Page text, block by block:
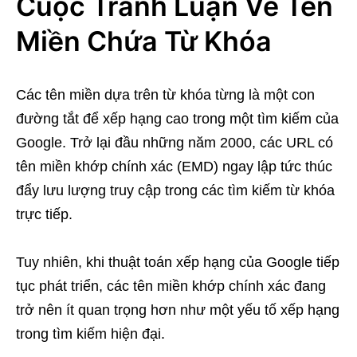
Miền Chứa Từ Khóa
Các tên miền dựa trên từ khóa từng là một con
đường tắt để xếp hạng cao trong một tìm kiếm của
Google. Trở lại đầu những năm 2000, các URL có
tên miền khớp chính xác (EMD) ngay lập tức thúc
đẩy lưu lượng truy cập trong các tìm kiếm từ khóa
trực tiếp.
Tuy nhiên, khi thuật toán xếp hạng của Google tiếp
tục phát triển, các tên miền khớp chính xác đang
trở nên ít quan trọng hơn như một yếu tố xếp hạng
trong tìm kiếm hiện đại.